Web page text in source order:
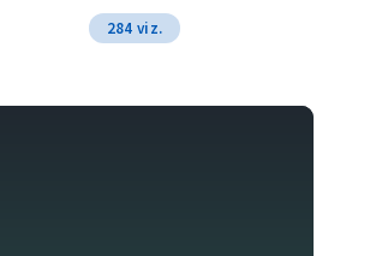
284 viz.